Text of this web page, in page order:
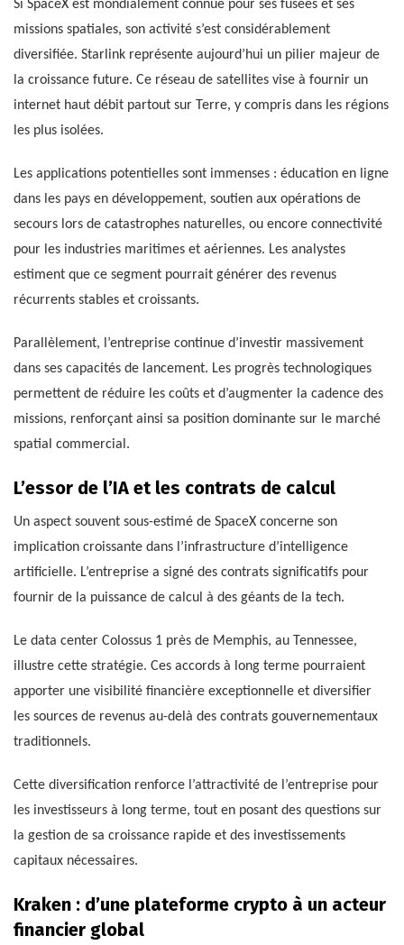
Si SpaceX est mondialement connue pour ses fusées et ses
missions spatiales, son activité s’est considérablement
diversifiée. Starlink représente aujourd’hui un pilier majeur de
la croissance future. Ce réseau de satellites vise à fournir un
internet haut débit partout sur Terre, y compris dans les régions
les plus isolées.
Les applications potentielles sont immenses : éducation en ligne
dans les pays en développement, soutien aux opérations de
secours lors de catastrophes naturelles, ou encore connectivité
pour les industries maritimes et aériennes. Les analystes
estiment que ce segment pourrait générer des revenus
récurrents stables et croissants.
Parallèlement, l’entreprise continue d’investir massivement
dans ses capacités de lancement. Les progrès technologiques
permettent de réduire les coûts et d’augmenter la cadence des
missions, renforçant ainsi sa position dominante sur le marché
spatial commercial.
L’essor de l’IA et les contrats de calcul
Un aspect souvent sous-estimé de SpaceX concerne son
implication croissante dans l’infrastructure d’intelligence
artificielle. L’entreprise a signé des contrats significatifs pour
fournir de la puissance de calcul à des géants de la tech.
Le data center Colossus 1 près de Memphis, au Tennessee,
illustre cette stratégie. Ces accords à long terme pourraient
apporter une visibilité financière exceptionnelle et diversifier
les sources de revenus au-delà des contrats gouvernementaux
traditionnels.
Cette diversification renforce l’attractivité de l’entreprise pour
les investisseurs à long terme, tout en posant des questions sur
la gestion de sa croissance rapide et des investissements
capitaux nécessaires.
Kraken : d’une plateforme crypto à un acteur
financier global